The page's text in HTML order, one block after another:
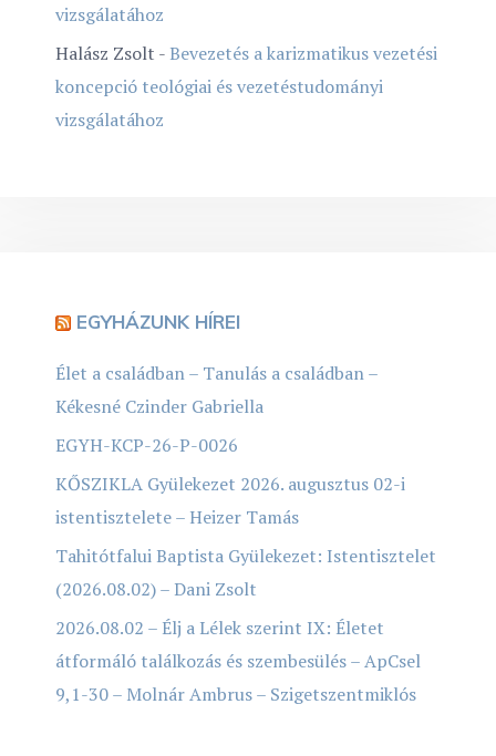
vizsgálatához
Halász Zsolt -Bevezetés a karizmatikus vezetési
koncepció teológiai és vezetéstudományi
vizsgálatához
EGYHÁZUNK HÍREI
Élet a családban – Tanulás a családban –
Kékesné Czinder Gabriella
EGYH-KCP-26-P-0026
KŐSZIKLA Gyülekezet 2026. augusztus 02-i
istentisztelete – Heizer Tamás
Tahitótfalui Baptista Gyülekezet: Istentisztelet
(2026.08.02) – Dani Zsolt
2026.08.02 – Élj a Lélek szerint IX: Életet
átformáló találkozás és szembesülés – ApCsel
9,1-30 – Molnár Ambrus – Szigetszentmiklós